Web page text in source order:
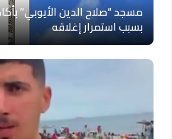
مسجد “صلاح الدين الأيوبي”
بسبب استمرار إغلاقه